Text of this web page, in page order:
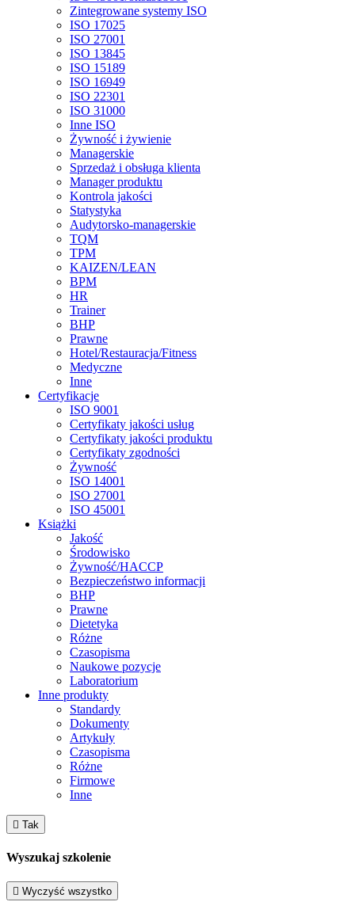
Zintegrowane systemy ISO
ISO 17025
ISO 27001
ISO 13845
ISO 15189
ISO 16949
ISO 22301
ISO 31000
Inne ISO
Żywność i żywienie
Managerskie
Sprzedaż i obsługa klienta
Manager produktu
Kontrola jakości
Statystyka
Audytorsko-managerskie
TQM
TPM
KAIZEN/LEAN
BPM
HR
Trainer
BHP
Prawne
Hotel/Restauracja/Fitness
Medyczne
Inne
Certyfikacje
ISO 9001
Certyfikaty jakości usług
Certyfikaty jakości produktu
Certyfikaty zgodności
Żywność
ISO 14001
ISO 27001
ISO 45001
Książki
Jakość
Środowisko
Żywność/HACCP
Bezpieczeństwo informacji
BHP
Prawne
Dietetyka
Różne
Czasopisma
Naukowe pozycje
Laboratorium
Inne produkty
Standardy
Dokumenty
Artykuły
Czasopisma
Różne
Firmowe
Inne
 Tak
Wyszukaj szkolenie
 Wyczyść wszystko